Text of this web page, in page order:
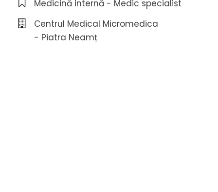
Medicină internă - Medic specialist
Centrul Medical Micromedica
- Piatra Neamț